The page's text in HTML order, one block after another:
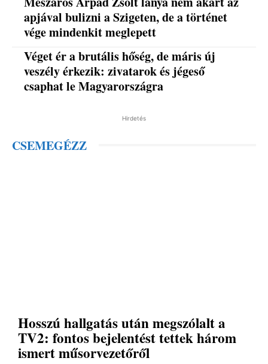
apjával bulizni a Szigeten, de a történet
vége mindenkit meglepett
Véget ér a brutális hőség, de máris új
veszély érkezik: zivatarok és jégeső
csaphat le Magyarországra
Hirdetés
CSEMEGÉZZ
Hosszú hallgatás után megszólalt a
TV2: fontos bejelentést tettek három
ismert műsorvezetőről